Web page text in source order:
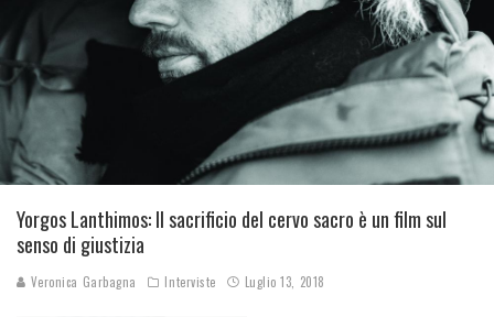
Yorgos Lanthimos: Il sacrificio del cervo sacro è un film sul
senso di giustizia
Veronica Garbagna Interviste Luglio 13, 2018